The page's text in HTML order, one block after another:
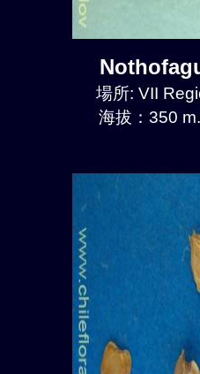
場所: VII
海拔：350